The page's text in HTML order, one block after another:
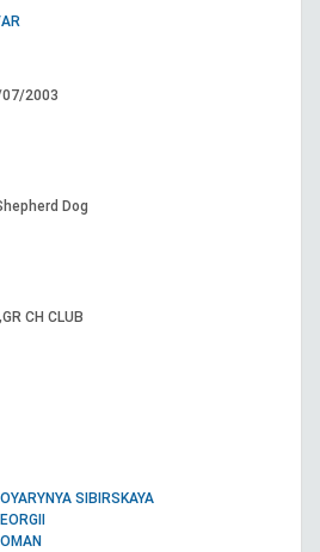
2003
Dog
CH CLUB
SIBIRSKAYA